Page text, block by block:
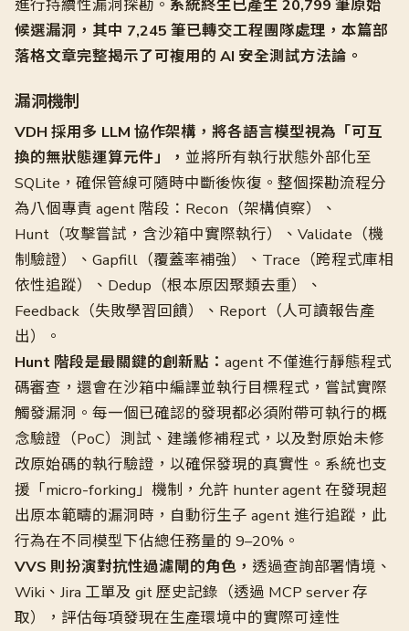
進行持續性漏洞探勘。 系統終生已產生 20,799 筆原始
候選漏洞，其中 7,245 筆已轉交工程團隊處理，本篇部
落格文章完整揭示了可複用的 AI 安全測試方法論。
漏洞機制
VDH 採用多 LLM 協作架構，將各語言模型視為「可互
換的無狀態運算元件」， 並將所有執行狀態外部化至
SQLite，確保管線可隨時中斷後恢復。整個探勘流程分
為八個專責 agent 階段：Recon（架構偵察）、
Hunt（攻擊嘗試，含沙箱中實際執行）、Validate（機
制驗證）、Gapfill（覆蓋率補強）、Trace（跨程式庫相
依性追蹤）、Dedup（根本原因聚類去重）、
Feedback（失敗學習回饋）、Report（人可讀報告產
出）。
Hunt 階段是最關鍵的創新點： agent 不僅進行靜態程式
碼審查，還會在沙箱中編譯並執行目標程式，嘗試實際
觸發漏洞。每一個已確認的發現都必須附帶可執行的概
念驗證（PoC）測試、建議修補程式，以及對原始未修
改原始碼的執行驗證，以確保發現的真實性。系統也支
援「micro-forking」機制，允許 hunter agent 在發現超
出原本範疇的漏洞時，自動衍生子 agent 進行追蹤，此
行為在不同模型下佔總任務量的 9–20%。
VVS 則扮演對抗性過濾閘的角色， 透過查詢部署情境、
Wiki、Jira 工單及 git 歷史記錄（透過 MCP server 存
取），評估每項發現在生產環境中的實際可達性